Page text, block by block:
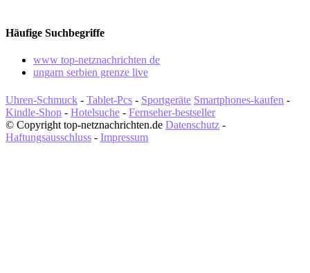
Häufige Suchbegriffe
www top-netznachrichten de
ungarn serbien grenze live
Uhren-Schmuck - Tablet-Pcs - Sportgeräte Smartphones-kaufen -
Kindle-Shop - Hotelsuche - Fernseher-bestseller
© Copyright top-netznachrichten.de Datenschutz -
Haftungsausschluss - Impressum